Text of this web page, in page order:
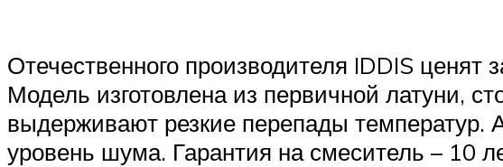
Отечественного производителя IDDIS
Модель изготовлена из первичной латуни,
выдерживают резкие перепады температур.
уровень шума. Гарантия на смеситель – 10